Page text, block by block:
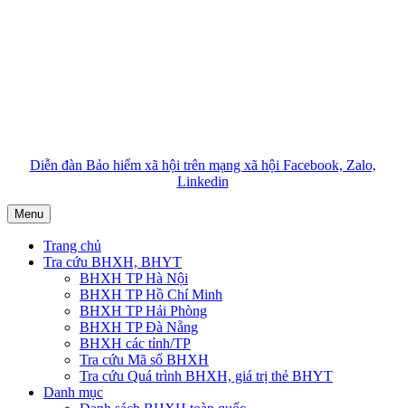
Diễn đàn Bảo hiểm xã hội trên mạng xã hội Facebook, Zalo,
Linkedin
Menu
Trang chủ
Tra cứu BHXH, BHYT
BHXH TP Hà Nội
BHXH TP Hồ Chí Minh
BHXH TP Hải Phòng
BHXH TP Đà Nẵng
BHXH các tỉnh/TP
Tra cứu Mã số BHXH
Tra cứu Quá trình BHXH, giá trị thẻ BHYT
Danh mục